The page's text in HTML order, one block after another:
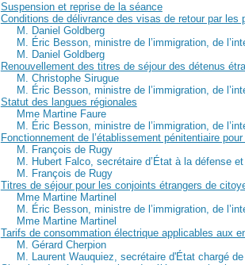
Suspension et reprise de la séance
Conditions de délivrance des visas de retour par les
M. Daniel Goldberg
M. Éric Besson, ministre de l’immigration, de
M. Daniel Goldberg
Renouvellement des titres de séjour des détenus
M. Christophe Sirugue
M. Éric Besson, ministre de l’immigration, de
Statut des langues régionales
Mme Martine Faure
M. Éric Besson, ministre de l’immigration, de
Fonctionnement de l’établissement pénitentiaire
M. François de Rugy
M. Hubert Falco, secrétaire d’État à la défense
M. François de Rugy
Titres de séjour pour les conjoints étrangers de
Mme Martine Martinel
M. Éric Besson, ministre de l’immigration, de
Mme Martine Martinel
Tarifs de consommation électrique applicables aux
M. Gérard Cherpion
M. Laurent Wauquiez, secrétaire d'État chargé de